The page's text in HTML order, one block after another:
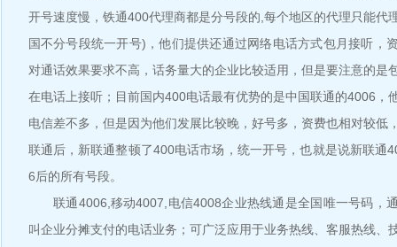
开号速度慢，铁通400代理商都是分号段的,每个地区的代理只能代
国不分号段统一开号)，他们提供还通过网络电话方式包月接听，
对通话效果要求不高，话务量大的企业比较适用，但是要注意的是
在电话上接听；目前国内400电话最有优势的是中国联通的4006，
电信差不多，但是因为他们发展比较晚，好号多，资费也相对较低
联通后，新联通整顿了400电话市场，统一开号，也就是说新联通
6后的所有号段。
联通4006,移动4007,电信4008企业热线通是全国唯一号码，
叫企业分摊支付的电话业务；可广泛应用于业务热线、客服热线、